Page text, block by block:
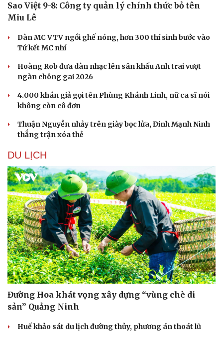
Sao Việt 9-8: Công ty quản lý chính thức bỏ tên
Miu Lê
Dàn MC VTV ngồi ghế nóng, hơn 300 thí sinh bước vào
Tứ kết MC nhí
Hoàng Rob đưa dàn nhạc lên sân khấu Anh trai vượt
ngàn chông gai 2026
4.000 khán giả gọi tên Phùng Khánh Linh, nữ ca sĩ nói
không còn cô đơn
Thuận Nguyễn nhảy trên giày bọc lửa, Đinh Mạnh Ninh
thắng trận xóa thẻ
DU LỊCH
Đường Hoa khát vọng xây dựng “vùng chè di
sản” Quảng Ninh
Huế khảo sát du lịch đường thủy, phương án thoát lũ